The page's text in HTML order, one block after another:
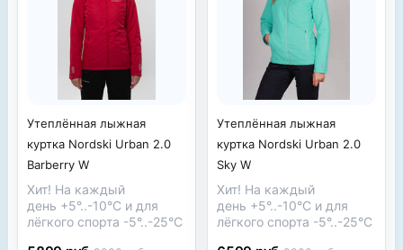
Утеплённая лыжная
куртка Nordski Urban 2.0
Barberry W
Хит! На каждый
день +5°..-10°С и для
лёгкого спорта -5°..-25°С
Утеплённая лыжная
куртка Nordski Urban 2.0
Sky W
Хит! На каждый
день +5°..-10°С и для
лёгкого спорта -5°..-25°С